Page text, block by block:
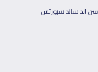
سن اند ساند سبورتس